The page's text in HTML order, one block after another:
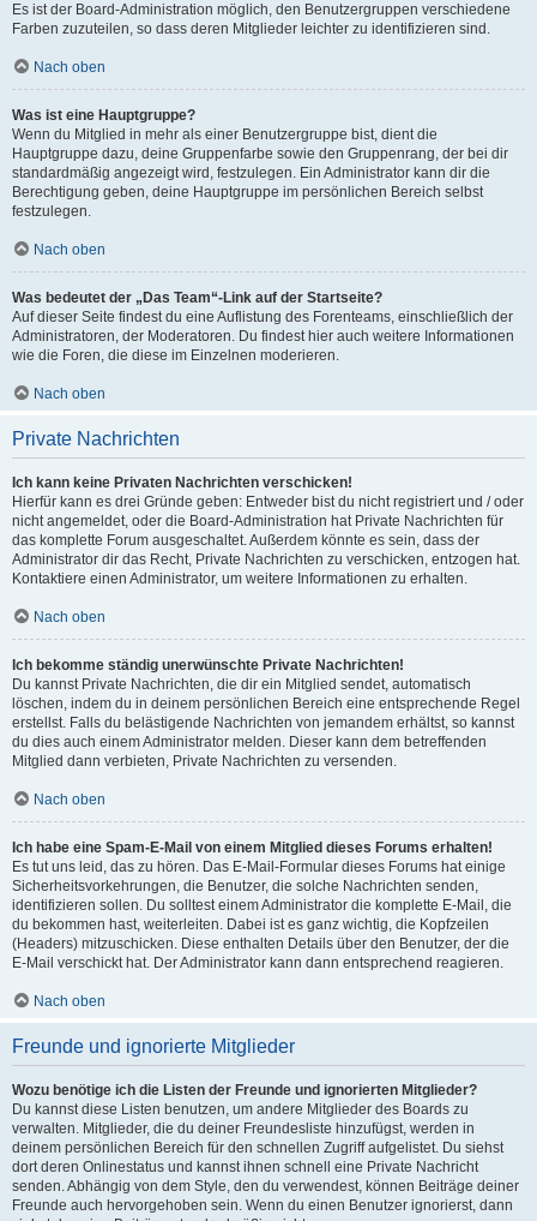
Es ist der Board-Administration möglich, den Benutzergruppen verschiedene
Farben zuzuteilen, so dass deren Mitglieder leichter zu identifizieren sind.
Nach oben
Was ist eine Hauptgruppe?
Wenn du Mitglied in mehr als einer Benutzergruppe bist, dient die
Hauptgruppe dazu, deine Gruppenfarbe sowie den Gruppenrang, der bei dir
standardmäßig angezeigt wird, festzulegen. Ein Administrator kann dir die
Berechtigung geben, deine Hauptgruppe im persönlichen Bereich selbst
festzulegen.
Nach oben
Was bedeutet der „Das Team“-Link auf der Startseite?
Auf dieser Seite findest du eine Auflistung des Forenteams, einschließlich der
Administratoren, der Moderatoren. Du findest hier auch weitere Informationen
wie die Foren, die diese im Einzelnen moderieren.
Nach oben
Private Nachrichten
Ich kann keine Privaten Nachrichten verschicken!
Hierfür kann es drei Gründe geben: Entweder bist du nicht registriert und / oder
nicht angemeldet, oder die Board-Administration hat Private Nachrichten für
das komplette Forum ausgeschaltet. Außerdem könnte es sein, dass der
Administrator dir das Recht, Private Nachrichten zu verschicken, entzogen hat.
Kontaktiere einen Administrator, um weitere Informationen zu erhalten.
Nach oben
Ich bekomme ständig unerwünschte Private Nachrichten!
Du kannst Private Nachrichten, die dir ein Mitglied sendet, automatisch
löschen, indem du in deinem persönlichen Bereich eine entsprechende Regel
erstellst. Falls du belästigende Nachrichten von jemandem erhältst, so kannst
du dies auch einem Administrator melden. Dieser kann dem betreffenden
Mitglied dann verbieten, Private Nachrichten zu versenden.
Nach oben
Ich habe eine Spam-E-Mail von einem Mitglied dieses Forums erhalten!
Es tut uns leid, das zu hören. Das E-Mail-Formular dieses Forums hat einige
Sicherheitsvorkehrungen, die Benutzer, die solche Nachrichten senden,
identifizieren sollen. Du solltest einem Administrator die komplette E-Mail, die
du bekommen hast, weiterleiten. Dabei ist es ganz wichtig, die Kopfzeilen
(Headers) mitzuschicken. Diese enthalten Details über den Benutzer, der die
E-Mail verschickt hat. Der Administrator kann dann entsprechend reagieren.
Nach oben
Freunde und ignorierte Mitglieder
Wozu benötige ich die Listen der Freunde und ignorierten Mitglieder?
Du kannst diese Listen benutzen, um andere Mitglieder des Boards zu
verwalten. Mitglieder, die du deiner Freundesliste hinzufügst, werden in
deinem persönlichen Bereich für den schnellen Zugriff aufgelistet. Du siehst
dort deren Onlinestatus und kannst ihnen schnell eine Private Nachricht
senden. Abhängig von dem Style, den du verwendest, können Beiträge deiner
Freunde auch hervorgehoben sein. Wenn du einen Benutzer ignorierst, dann